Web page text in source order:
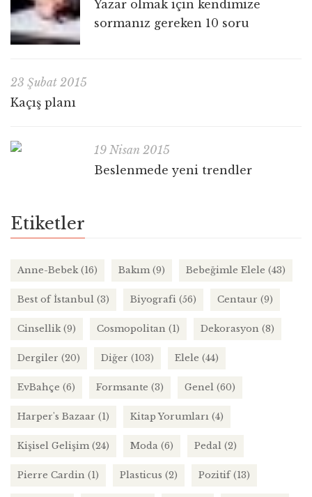
Yazar olmak için kendimize
sormanız gereken 10 soru
23 Şubat 2015
Kaçış planı
19 Nisan 2015
Beslenmede yeni trendler
Etiketler
Anne-Bebek(16) Bakım (9) Bebeğimle Elele (43)
Best of İstanbul (3) Biyografi (56) Centaur (9)
Cinsellik(9) Cosmopolitan (1) Dekorasyon (8)
Dergiler (20) Diğer (103) Elele (44)
EvBahçe (6) Formsante (3) Genel (60)
Harper's Bazaar (1) Kitap Yorumları (4)
Kişisel Gelişim (24) Moda (6) Pedal (2)
Pierre Cardin (1) Plasticus (2) Pozitif(13)